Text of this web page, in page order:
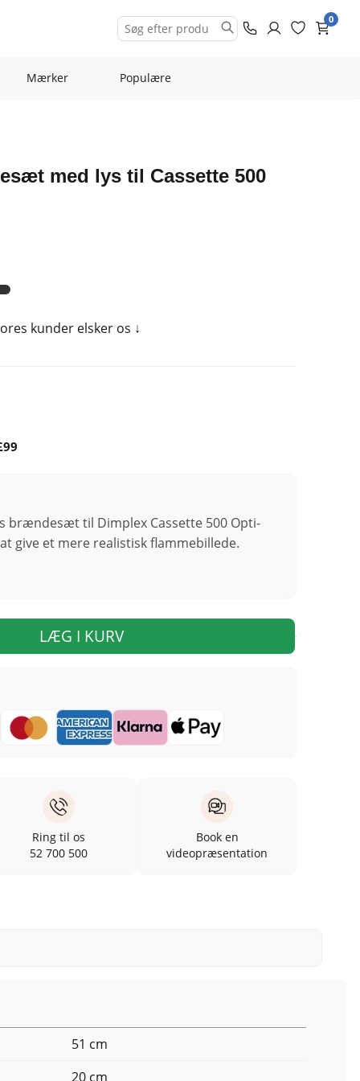
0
Mærker Populære
med lys til Cassette 500
kunder elsker os
brændesæt til Dimplex Cassette 500 Opti-
give et mere realistisk flammebillede.
LÆG I KURV
Ring til os
52 700 500
Book en
videopræsentation
51 cm
20 cm